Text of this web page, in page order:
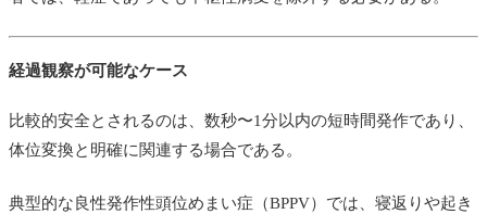
経過観察が可能なケース
比較的安全とされるのは、数秒〜1分以内の短時間発作であり、
体位変換と明確に関連する場合である。
典型的な良性発作性頭位めまい症（BPPV）では、寝返りや起き